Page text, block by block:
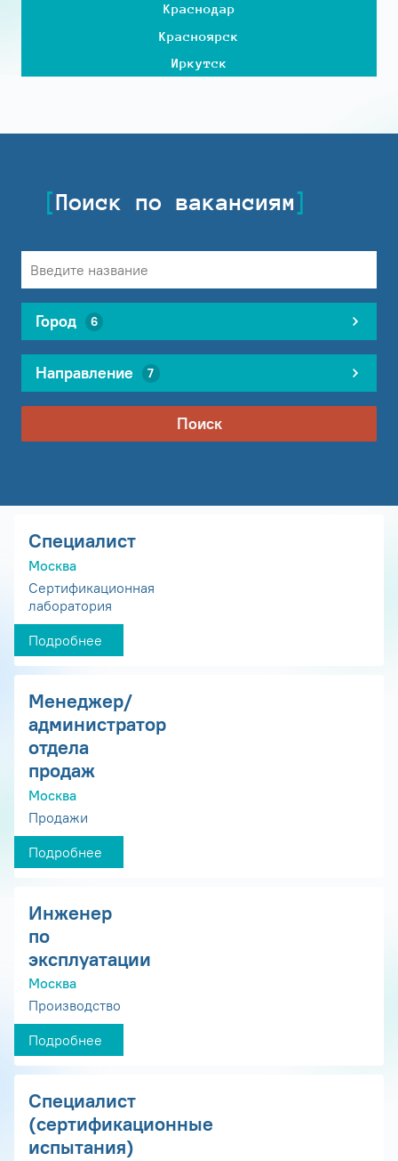
Краснодар
Красноярск
Иркутск
Поиск по вакансиям
Город 6
Направление 7
Поиск
Специалист
Москва
Сертификационная
лаборатория
Подробнее
Менеджер/
администратор
отдела
продаж
Москва
Продажи
Подробнее
Инженер
по
эксплуатации
Москва
Производство
Подробнее
Специалист
(сертификационные
испытания)